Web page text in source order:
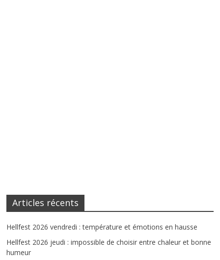
Articles récents
Hellfest 2026 vendredi : température et émotions en hausse
Hellfest 2026 jeudi : impossible de choisir entre chaleur et bonne
humeur